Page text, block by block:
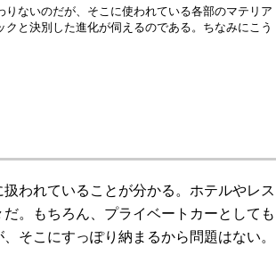
ないのだが、そこに使われている各部のマテリア
と決別した進化が伺えるのである。ちなみにこう
われていることが分かる。ホテルやレス
。もちろん、プライベートカーとしても
そこにすっぽり納まるから問題はない。